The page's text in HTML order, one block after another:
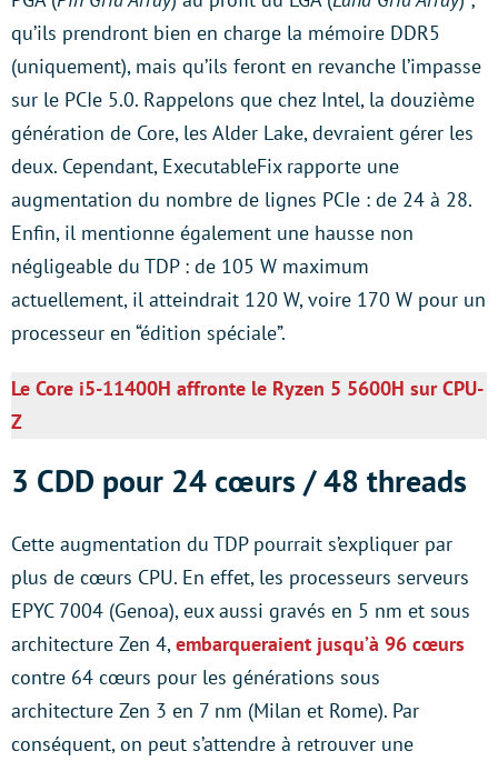
qu’ils prendront bien en charge la mémoire DDR5
(uniquement), mais qu’ils feront en revanche l’impasse
sur le PCIe 5.0. Rappelons que chez Intel, la douzième
génération de Core, les Alder Lake, devraient gérer les
deux. Cependant, ExecutableFix rapporte une
augmentation du nombre de lignes PCIe : de 24 à 28.
Enfin, il mentionne également une hausse non
négligeable du TDP : de 105 W maximum
actuellement, il atteindrait 120 W, voire 170 W pour un
processeur en “édition spéciale”.
Le Core i5-11400H affronte le Ryzen 5 5600H sur CPU-
Z
3 CDD pour 24 cœurs / 48 threads
Cette augmentation du TDP pourrait s’expliquer par
plus de cœurs CPU. En effet, les processeurs serveurs
EPYC 7004 (Genoa), eux aussi gravés en 5 nm et sous
architecture Zen 4,embarqueraient jusqu’à 96 cœurs
contre 64 cœurs pour les générations sous
architecture Zen 3 en 7 nm (Milan et Rome). Par
conséquent, on peut s’attendre à retrouver une